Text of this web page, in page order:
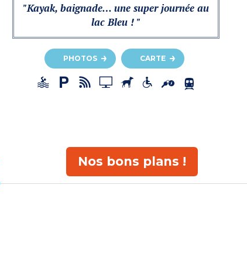
"Kayak, baignade… une super journée au
lac Bleu ! "
PHOTOS CARTE
Nos bons plans !